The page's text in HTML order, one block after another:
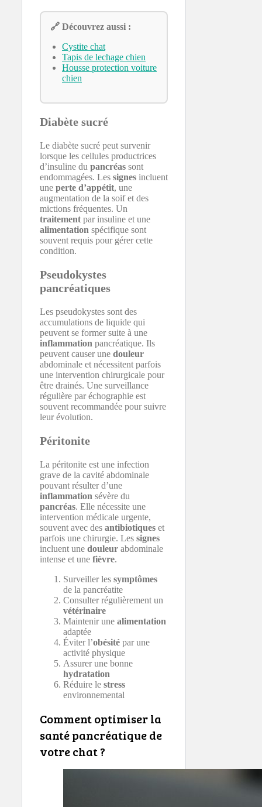
🔗 Découvrez aussi :
Cystite chat
Tapis de lechage chien
Housse protection voiture
chien
Diabète sucré
Le diabète sucré peut survenir
lorsque les cellules productrices
d’insuline du pancréas sont
endommagées. Les signes incluent
une perte d’appétit, une
augmentation de la soif et des
mictions fréquentes. Un
traitement par insuline et une
alimentation spécifique sont
souvent requis pour gérer cette
condition.
Pseudokystes
pancréatiques
Les pseudokystes sont des
accumulations de liquide qui
peuvent se former suite à une
inflammation pancréatique. Ils
peuvent causer une douleur
abdominale et nécessitent parfois
une intervention chirurgicale pour
être drainés. Une surveillance
régulière par échographie est
souvent recommandée pour suivre
leur évolution.
Péritonite
La péritonite est une infection
grave de la cavité abdominale
pouvant résulter d’une
inflammation sévère du
pancréas. Elle nécessite une
intervention médicale urgente,
souvent avec des antibiotiques et
parfois une chirurgie. Les signes
incluent une douleur abdominale
intense et une fièvre.
Surveiller les symptômes
de la pancréatite
Consulter régulièrement un
vétérinaire
Maintenir une alimentation
adaptée
Éviter l’obésité par une
activité physique
Assurer une bonne
hydratation
Réduire le stress
environnemental
Comment optimiser la
santé pancréatique de
votre chat ?